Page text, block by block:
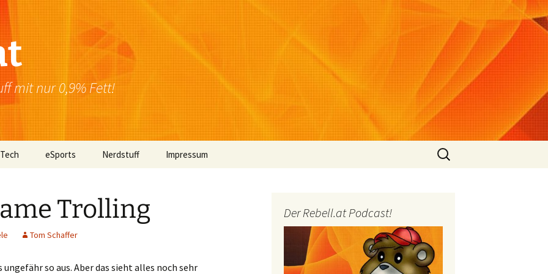
mit nur 0,9% Fett!
Mac OS
Linux
Browser
eSports Nerdstuff Impressum
Suchen
nach:
Trolling
Tom Schaffer
so aus. Aber das sieht alles noch sehr
Der Rebell.at Podcast!